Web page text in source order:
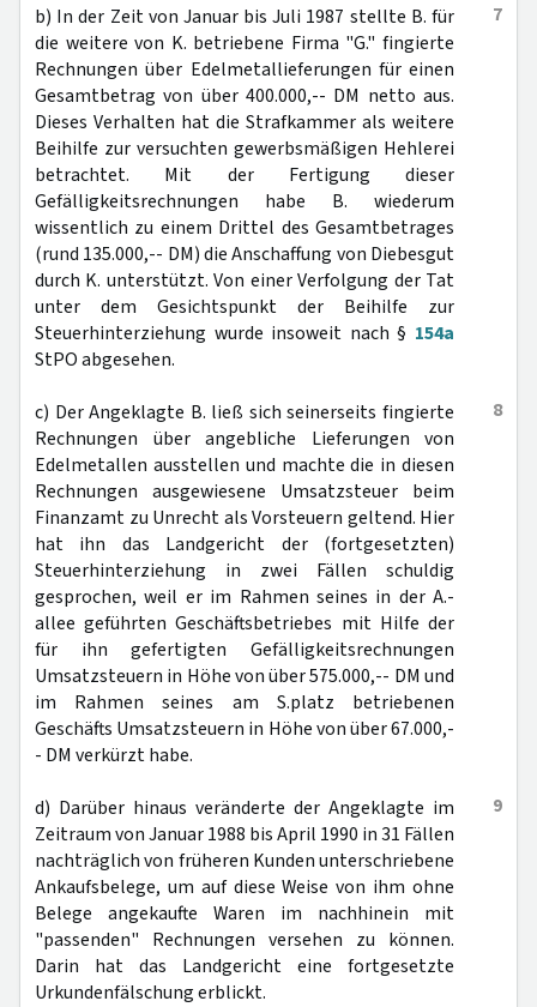
7
b) In der Zeit von Januar bis Juli 1987 stellte B. für
die weitere von K. betriebene Firma "G." fingierte
Rechnungen über Edelmetallieferungen für einen
Gesamtbetrag von über 400.000,-- DM netto aus.
Dieses Verhalten hat die Strafkammer als weitere
Beihilfe zur versuchten gewerbsmäßigen Hehlerei
betrachtet. Mit der Fertigung dieser
Gefälligkeitsrechnungen habe B. wiederum
wissentlich zu einem Drittel des Gesamtbetrages
(rund 135.000,-- DM) die Anschaffung von Diebesgut
durch K. unterstützt. Von einer Verfolgung der Tat
unter dem Gesichtspunkt der Beihilfe zur
Steuerhinterziehung wurde insoweit nach § 154a
StPO abgesehen.
8
c) Der Angeklagte B. ließ sich seinerseits fingierte
Rechnungen über angebliche Lieferungen von
Edelmetallen ausstellen und machte die in diesen
Rechnungen ausgewiesene Umsatzsteuer beim
Finanzamt zu Unrecht als Vorsteuern geltend. Hier
hat ihn das Landgericht der (fortgesetzten)
Steuerhinterziehung in zwei Fällen schuldig
gesprochen, weil er im Rahmen seines in der A.-
allee geführten Geschäftsbetriebes mit Hilfe der
für ihn gefertigten Gefälligkeitsrechnungen
Umsatzsteuern in Höhe von über 575.000,-- DM und
im Rahmen seines am S.platz betriebenen
Geschäfts Umsatzsteuern in Höhe von über 67.000,-
- DM verkürzt habe.
9
d) Darüber hinaus veränderte der Angeklagte im
Zeitraum von Januar 1988 bis April 1990 in 31 Fällen
nachträglich von früheren Kunden unterschriebene
Ankaufsbelege, um auf diese Weise von ihm ohne
Belege angekaufte Waren im nachhinein mit
"passenden" Rechnungen versehen zu können.
Darin hat das Landgericht eine fortgesetzte
Urkundenfälschung erblickt.